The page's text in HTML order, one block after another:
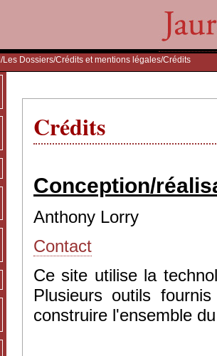
/Les Dossiers/Crédits et mentions légales/Crédits
Crédits
Conception/
Anthony Lorry
Contact
Ce site utilise la
Plusieurs outils
construire l'ensemble